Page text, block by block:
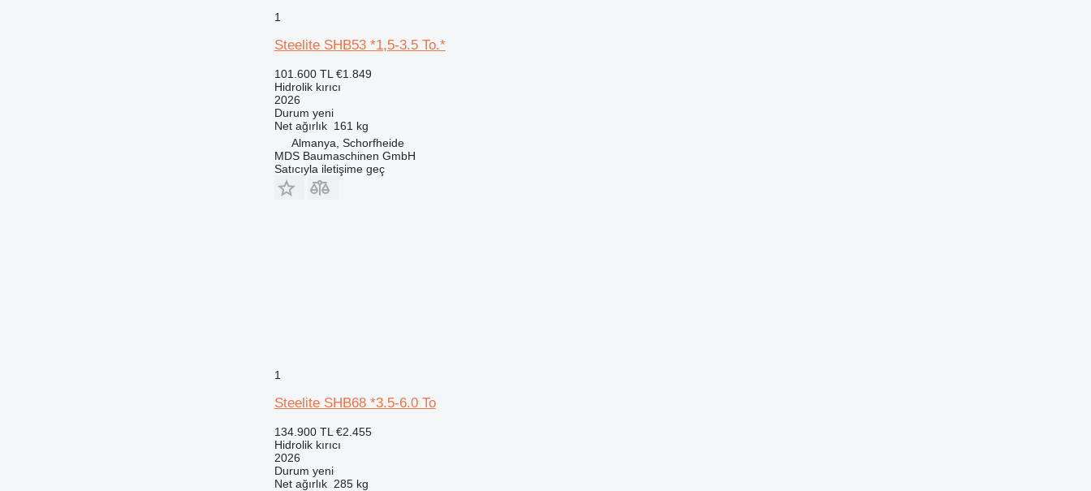
1
Steelite SHB53 *1,5-3.5 To.*
101.600 TL €1.849
Hidrolik kırıcı
2026
Durum yeni
Net ağırlık 161 kg
Almanya, Schorfheide
MDS Baumaschinen GmbH
Satıcıyla iletişime geç
1
Steelite SHB68 *3.5-6.0 To
134.900 TL €2.455
Hidrolik kırıcı
2026
Durum yeni
Net ağırlık 285 kg